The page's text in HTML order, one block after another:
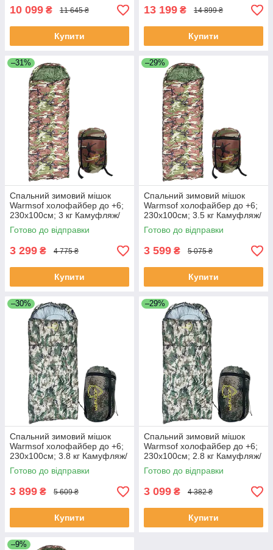
10 099 ₴ 11 645 ₴
Купити
13 199 ₴ 14 899 ₴
Купити
–31%
Спальний зимовий мішок
Warmsof холофайбер до +6;
230х100см; 3 кг Камуфляж/
Хакі з капюшоном (FPH3000)
Готово до відправки
3 299 ₴ 4 775 ₴
Купити
–29%
Спальний зимовий мішок
Warmsof холофайбер до +6;
230х100см; 3.5 кг Камуфляж/
Хакі з капюшоном (FPH3500)
Готово до відправки
3 599 ₴ 5 075 ₴
Купити
–30%
Спальний зимовий мішок
Warmsof холофайбер до +6;
230х100см; 3.8 кг Камуфляж/
Хакі з капюшоном (PPH3800)
Готово до відправки
3 899 ₴ 5 609 ₴
Купити
–29%
Спальний зимовий мішок
Warmsof холофайбер до +6;
230х100см; 2.8 кг Камуфляж/
Хакі з капюшоном (PPH2800)
Готово до відправки
3 099 ₴ 4 382 ₴
Купити
–9%